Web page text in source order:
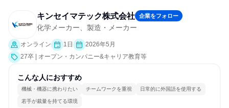
キンセイマテック株式会社 企業をフォロー
化学メーカー、製造・メーカー
オンライン 1日
2026年5月
27卒 | オープン・カンパニー&キャリア教育等
こんな人におすすめ
機械・機器に携わりたい チームワークを重視 日常的に外国語を使用する
若手が裁量を持てる環境